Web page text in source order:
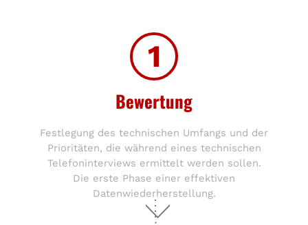
1
Bewertung
Festlegung des technischen Umfangs und der
Prioritäten, die während eines technischen
Telefoninterviews ermittelt werden sollen.
Die erste Phase einer effektiven
Datenwiederherstellung.